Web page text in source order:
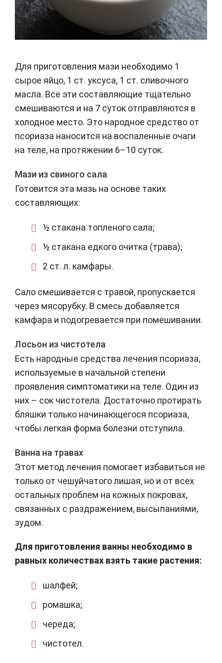
Для приготовления мази необходимо 1
сырое яйцо, 1 ст. уксуса, 1 ст. сливочного
масла. Все эти составляющие тщательно
смешиваются и на 7 суток отправляются в
холодное место. Это народное средство от
псориаза наносится на воспаленные очаги
на теле, на протяжении 6–10 суток.
Мази из свиного сала
Готовится эта мазь на основе таких
составляющих:
½ стакана топленого сала;
½ стакана едкого очитка (трава);
2 ст. л. камфары.
Сало смешивается с травой, пропускается
через мясорубку. В смесь добавляется
камфара и подогревается при помешивании.
Лосьон из чистотела
Есть народные средства лечения псориаза,
используемые в начальной степени
проявления симптоматики на теле. Один из
них – сок чистотела. Достаточно протирать
бляшки только начинающегося псориаза,
чтобы легкая форма болезни отступила.
Ванна на травах
Этот метод лечения помогает избавиться не
только от чешуйчатого лишая, но и от всех
остальных проблем на кожных покровах,
связанных с раздражением, высыпаниями,
зудом.
Для приготовления ванны необходимо в
равных количествах взять такие растения:
шалфей;
ромашка;
череда;
чистотел.